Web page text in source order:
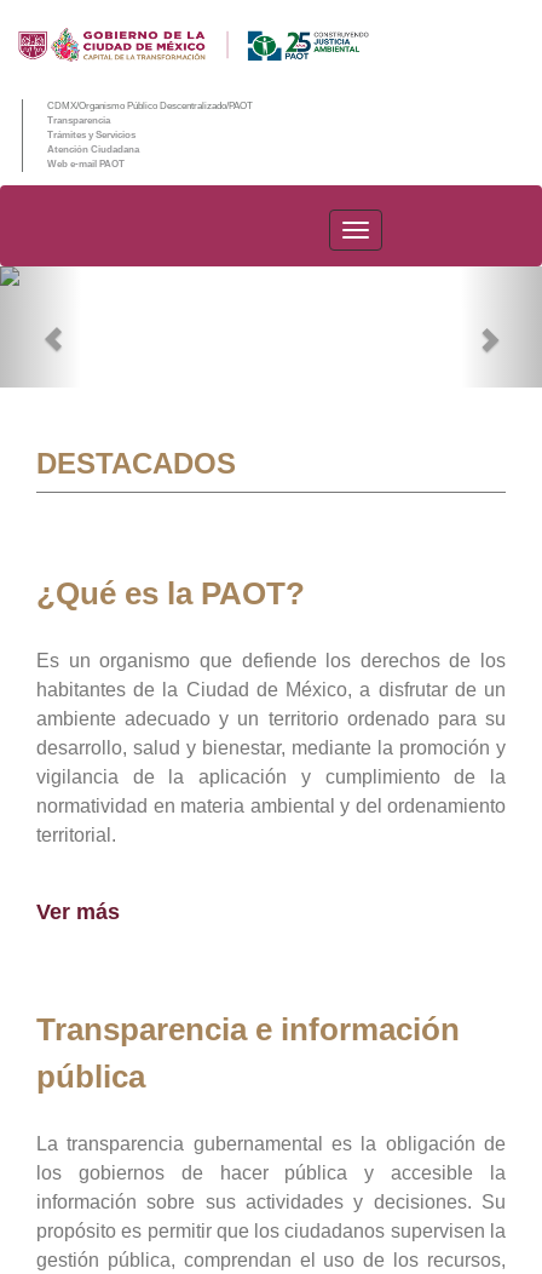
CDMX/Organismo Público Descentralizado/PAOT
Transparencia
Trámites y Servicios
Atención Ciudadana
Web e-mail PAOT
PAOT
DESTACADOS
¿Qué es la PAOT?
Es un organismo que defiende los derechos de los
habitantes de la Ciudad de México, a disfrutar de un
ambiente adecuado y un territorio ordenado para su
desarrollo, salud y bienestar, mediante la promoción y
vigilancia de la aplicación y cumplimiento de la
normatividad en materia ambiental y del ordenamiento
territorial.
Ver más
Transparencia e información
pública
La transparencia gubernamental es la obligación de
los gobiernos de hacer pública y accesible la
información sobre sus actividades y decisiones. Su
propósito es permitir que los ciudadanos supervisen la
gestión pública, comprendan el uso de los recursos,